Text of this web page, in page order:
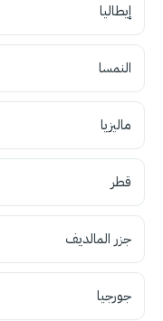
إيطاليا
النمسا
ماليزيا
قطر
جزر المالديف
جورجيا